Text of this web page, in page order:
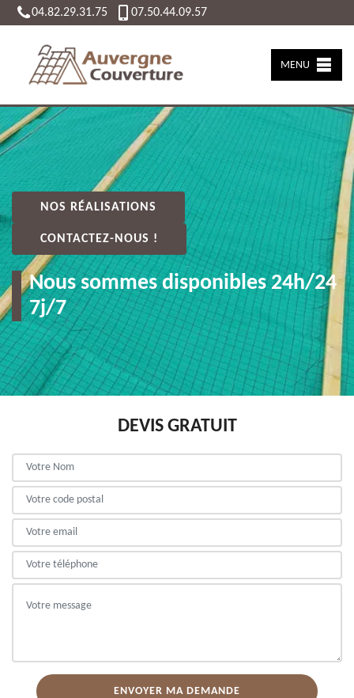
04.82.29.31.75 07.50.44.09.57
MENU
NOS RÉALISATIONS
CONTACTEZ-NOUS !
Nous sommes disponibles 24h/24
7j/7
DEVIS GRATUIT